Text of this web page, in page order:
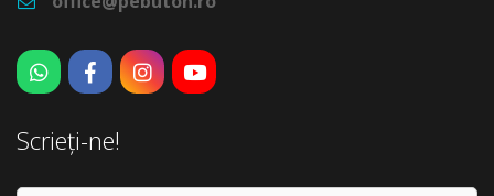
Scrieți-ne!